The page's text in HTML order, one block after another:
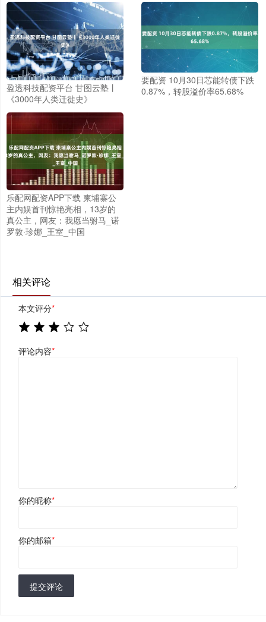
盈透科技配资平台 甘图云塾丨
《3000年人类迁徙史》
要配资 10月30日芯能转债下跌
0.87%，转股溢价率65.68%
乐配网配资APP下载 柬埔寨公
主内娱首刊惊艳亮相，13岁的
真公主，网友：我愿当驸马_诺
罗敦·珍娜_王室_中国
相关评论
本文评分*
评论内容*
你的昵称*
你的邮箱*
提交评论